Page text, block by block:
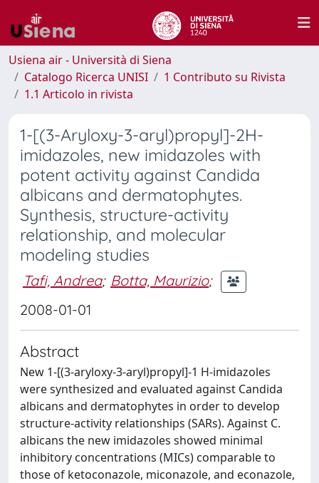
Usiena air - Università di Siena
Catalogo Ricerca UNISI
1 Contributo su Rivista
1.1 Articolo in rivista
1-[(3-Aryloxy-3-aryl)propyl]-2H-
imidazoles, new imidazoles with
potent activity against Candida
albicans and dermatophytes.
Synthesis, structure-activity
relationship, and molecular
modeling studies
Tafi, Andrea; Botta, Maurizio;
2008-01-01
Abstract
New 1-[(3-aryloxy-3-aryl)propyl]-1 H-imidazoles
were synthesized and evaluated against Candida
albicans and dermatophytes in order to develop
structure-activity relationships (SARs). Against C.
albicans the new imidazoles showed minimal
inhibitory concentrations (MICs) comparable to
those of ketoconazole, miconazole, and econazole,